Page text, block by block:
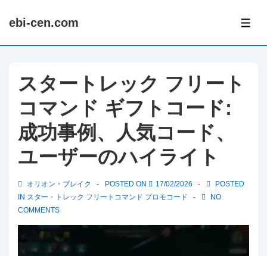
Skipebi-cen.com
スタートレック フリート
コマンド ギフトコード:
成功事例、人気コード、
ユーザーのハイライト
オリオン・ブレイク POSTED ON 17/02/2026
POSTED
IN スター・トレック フリートコマンド プロモコード
NO
COMMENTS